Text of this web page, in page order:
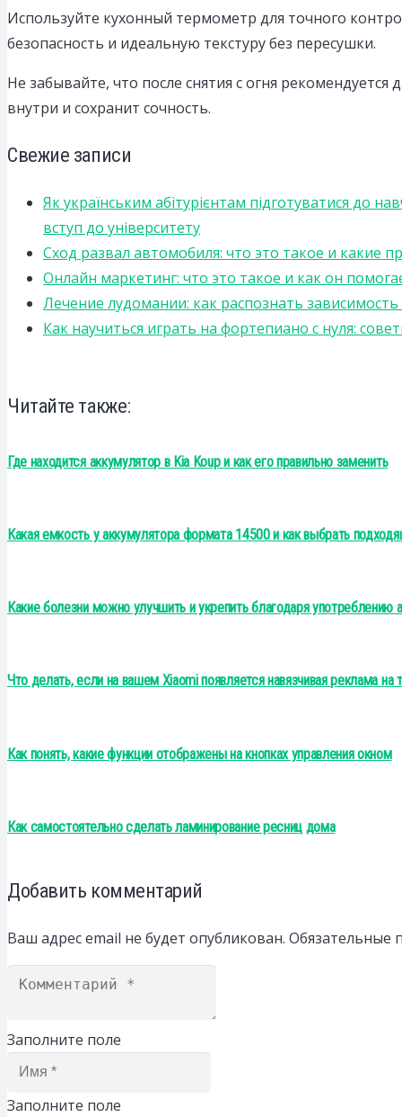
Используйте кухонный термометр для точного
безопасность и идеальную текстуру без пересушки.
Не забывайте, что после снятия с огня
внутри и сохранит сочность.
Свежие записи
Як українським абітурієнтам підготуватися до
вступ до університету
Сход развал автомобиля: что это такое и какие
Онлайн маркетинг: что это такое и как он
Лечение лудомании: как распознать
Как научиться играть на фортепиано с нуля:
Читайте также:
Где находится аккумулятор в Kia Koup и как его правильно заменить
Какая емкость у аккумулятора формата 14500 и как выбрать
Какие болезни можно улучшить и укрепить благодаря употреблению
Что делать, если на вашем Xiaomi появляется навязчивая реклама на
Как понять, какие функции отображены на кнопках управления окном
Как самостоятельно сделать ламинирование ресниц дома
Добавить комментарий
Ваш адрес email не будет опубликован. Обязательные
Заполните поле
Заполните поле